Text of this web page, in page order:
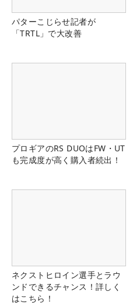
パターこじらせ記者が
「TRTL」で大改善
プロギアのRS DUOはFW・UT
も完成度が高く購入者続出！
ネクストヒロイン選手とラウ
ンドできるチャンス！詳しく
はこちら！